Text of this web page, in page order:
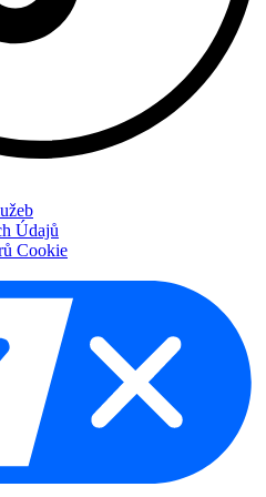
Údajů
Cookie